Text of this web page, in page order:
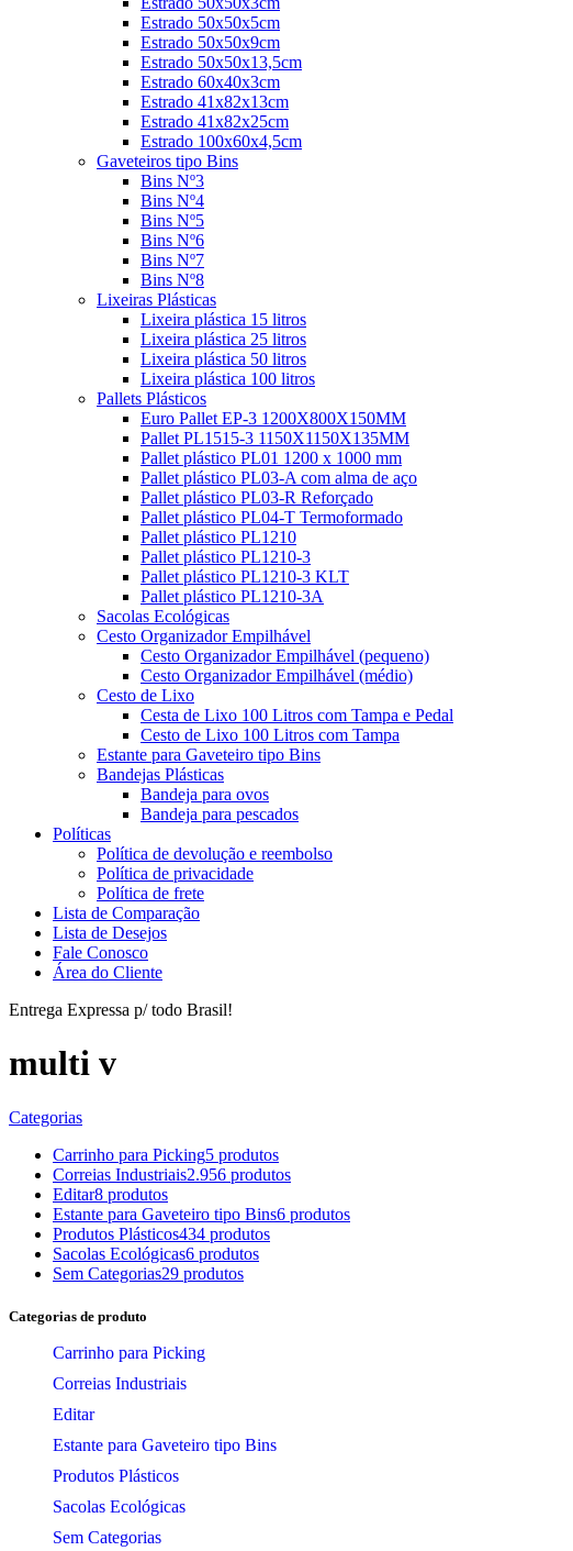
Estrado 50x50x5cm
Estrado 50x50x9cm
Estrado 50x50x13,5cm
Estrado 60x40x3cm
Estrado 41x82x13cm
Estrado 41x82x25cm
Estrado 100x60x4,5cm
Gaveteiros tipo Bins
Bins Nº3
Bins Nº4
Bins Nº5
Bins Nº6
Bins Nº7
Bins Nº8
Lixeiras Plásticas
Lixeira plástica 15 litros
Lixeira plástica 25 litros
Lixeira plástica 50 litros
Lixeira plástica 100 litros
Pallets Plásticos
Euro Pallet EP-3 1200X800X150MM
Pallet PL1515-3 1150X1150X135MM
Pallet plástico PL01 1200 x 1000 mm
Pallet plástico PL03-A com alma de aço
Pallet plástico PL03-R Reforçado
Pallet plástico PL04-T Termoformado
Pallet plástico PL1210
Pallet plástico PL1210-3
Pallet plástico PL1210-3 KLT
Pallet plástico PL1210-3A
Sacolas Ecológicas
Cesto Organizador Empilhável
Cesto Organizador Empilhável (pequeno)
Cesto Organizador Empilhável (médio)
Cesto de Lixo
Cesta de Lixo 100 Litros com Tampa e Pedal
Cesto de Lixo 100 Litros com Tampa
Estante para Gaveteiro tipo Bins
Bandejas Plásticas
Bandeja para ovos
Bandeja para pescados
Políticas
Política de devolução e reembolso
Política de privacidade
Política de frete
Lista de Comparação
Lista de Desejos
Fale Conosco
Área do Cliente
Entrega Expressa p/ todo Brasil!
multi v
Categorias
Carrinho para Picking5 produtos
Correias Industriais2.956 produtos
Editar8 produtos
Estante para Gaveteiro tipo Bins6 produtos
Produtos Plásticos434 produtos
Sacolas Ecológicas6 produtos
Sem Categorias29 produtos
Categorias de produto
Carrinho para Picking
Correias Industriais
Editar
Estante para Gaveteiro tipo Bins
Produtos Plásticos
Sacolas Ecológicas
Sem Categorias